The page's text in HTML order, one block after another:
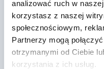
analizować ruch w
korzystasz z naszej
społecznościowym,
Partnerzy mogą
otrzymanymi od Ciebie
korzystania z ich usług.
Przez 2023-09-06